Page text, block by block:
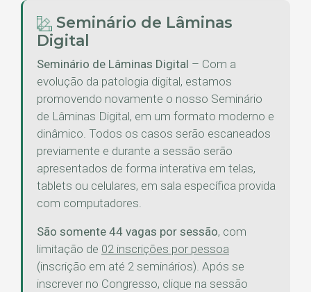
Seminário de Lâminas
Digital
Seminário de Lâminas Digital – Com a
evolução da patologia digital, estamos
promovendo novamente o nosso Seminário
de Lâminas Digital, em um formato moderno e
dinâmico. Todos os casos serão escaneados
previamente e durante a sessão serão
apresentados de forma interativa em telas,
tablets ou celulares, em sala específica provida
com computadores.
São somente 44 vagas por sessão, com
limitação de 02 inscrições por pessoa
(inscrição em até 2 seminários). Após se
inscrever no Congresso, clique na sessão